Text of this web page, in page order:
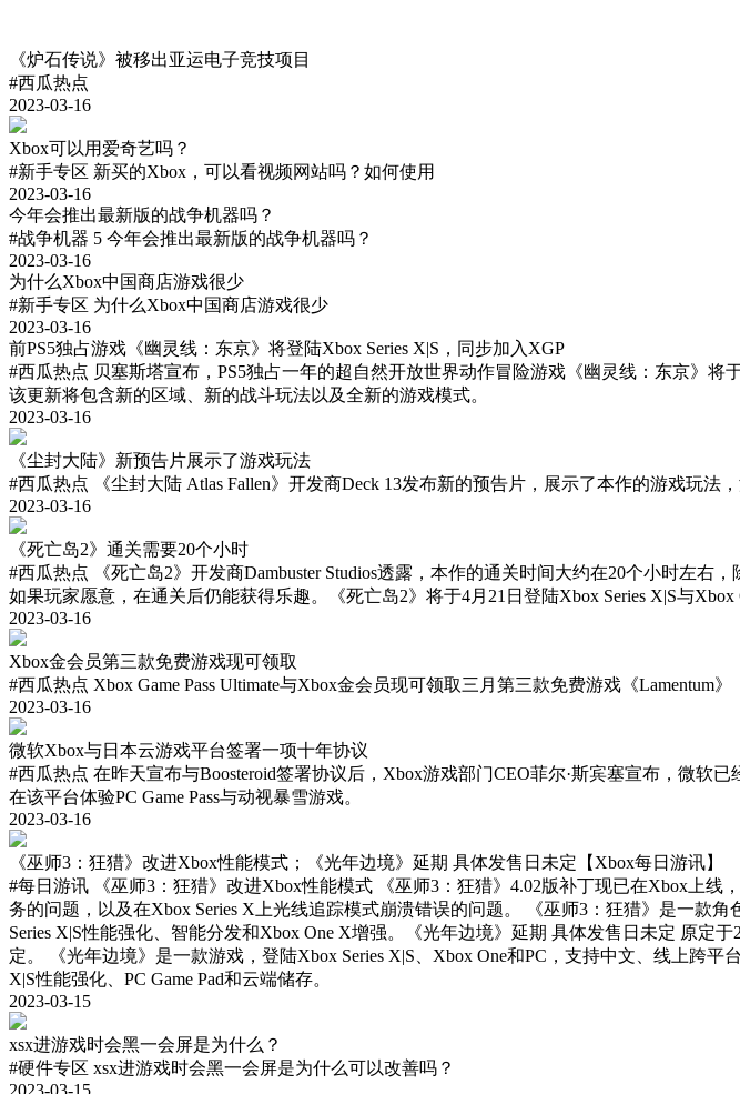
《炉石传说》被移出亚运电子竞技项目
#西瓜热点
2023-03-16
Xbox可以用爱奇艺吗？
#新手专区 新买的Xbox，可以看视频网站吗？如何使用
2023-03-16
今年会推出最新版的战争机器吗？
#战争机器 5 今年会推出最新版的战争机器吗？
2023-03-16
为什么Xbox中国商店游戏很少
#新手专区 为什么Xbox中国商店游戏很少
2023-03-16
前PS5独占游戏《幽灵线：东京》将登陆Xbox Series X|S，同步加入XGP
#西瓜热点 贝塞斯塔宣布，PS5独占一年的超自然开放世界动作冒险游戏《幽灵线：东京》将
该更新将包含新的区域、新的战斗玩法以及全新的游戏模式。
2023-03-16
《尘封大陆》新预告片展示了游戏玩法
#西瓜热点
《尘封大陆 Atlas Fallen》开发商Deck 13发布新的预告片，展示了本作的游戏玩法
2023-03-16
《死亡岛2》通关需要20个小时
#西瓜热点
《死亡岛2》开发商Dambuster Studios透露，本作的通关时间大约在20个小时左
如果玩家愿意，在通关后仍能获得乐趣。《死亡岛2》将于4月21日登陆Xbox Series X|S与Xbox
2023-03-16
Xbox金会员第三款免费游戏现可领取
#西瓜热点 Xbox Game Pass Ultimate与Xbox金会员现可领取三月第三款免费游戏《Lamentum
2023-03-16
微软Xbox与日本云游戏平台签署一项十年协议
#西瓜热点 在昨天宣布与Boosteroid签署协议后，Xbox游戏部门CEO菲尔·斯宾塞宣布，微软
在该平台体验PC Game Pass与动视暴雪游戏。
2023-03-16
《巫师3：狂猎》改进Xbox性能模式；《光年边境》延期 具体发售日未定【Xbox每日游讯】
#每日游讯
《巫师3：狂猎》改进Xbox性能模式 《巫师3：狂猎》4.02版补丁现已在Xbox上
务的问题，以及在Xbox Series X上光线追踪模式崩溃错误的问题。 《巫师3：狂猎》是一款
Series X|S性能强化、智能分发和Xbox One X增强。《光年边境》延期 具体发售日未定 原
定。 《光年边境》是一款游戏，登陆Xbox Series X|S、Xbox One和PC，支持中文、线上跨
X|S性能强化、PC Game Pad和云端储存。
2023-03-15
xsx进游戏时会黑一会屏是为什么？
#硬件专区 xsx进游戏时会黑一会屏是为什么可以改善吗？
2023-03-15